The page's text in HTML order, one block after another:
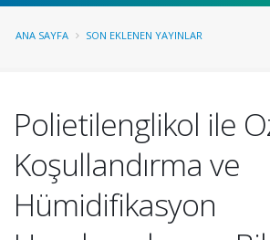
ANA SAYFA SON EKLENEN YAYINLAR
Polietilenglikol ile
Koşullandırma ve
Hümidifikasyon